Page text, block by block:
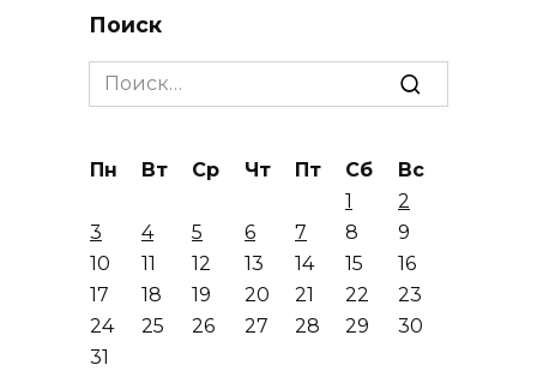
Поиск
Search
for:
Пн Вт Ср Чт Пт Сб
Вс
1
2
3
4 5 6 7 8
9
10
11 12 13 14 15
16
17
18 19 20 21 22
23
24
25 26 27 28 29
30
31